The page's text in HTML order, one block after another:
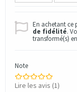
En achetant ce
de fidélité.
transformé(s)
Note
Lire les avis (1)